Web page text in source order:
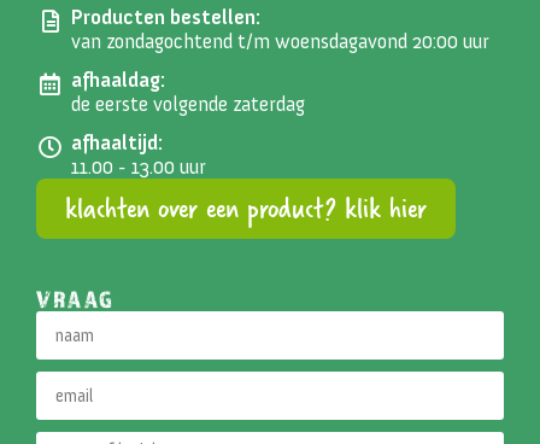
Producten bestellen:
van zondagochtend t/m woensdagavond 20:00 uur
afhaaldag:
de eerste volgende zaterdag
afhaaltijd:
11.00 - 13.00 uur
klachten over een product? klik hier
VRAAG